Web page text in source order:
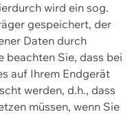
wird ein sog.
gespeichert, der
Daten durch
Sie, dass bei
auf Ihrem Endgerät
werden, d.h., dass
müssen, wenn Sie